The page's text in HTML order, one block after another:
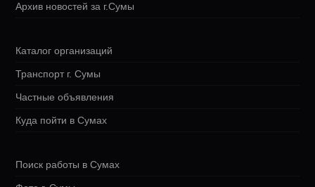
Архив новостей за г.Сумы
Каталог организаций
Транспорт г. Сумы
Частные объявления
Куда пойти в Сумах
Поиск работы в Сумах